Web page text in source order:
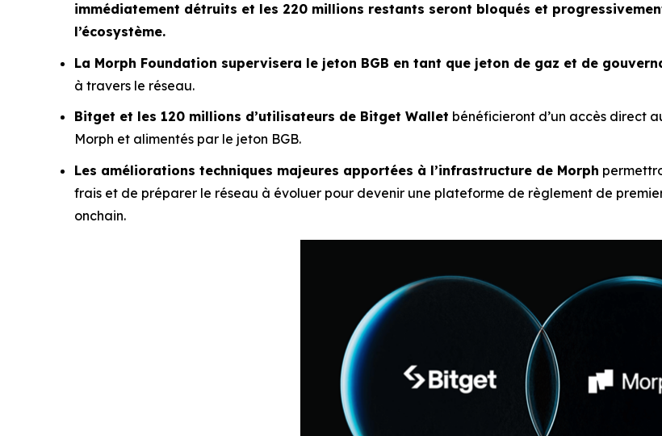
immédiatement détruits et les 220 millions restants seront bloqués et
l’écosystème.
La Morph Foundation supervisera le jeton BGB en tant que jeton de gaz et de
à travers le réseau.
Bitget et les 120 millions d’utilisateurs de Bitget Wallet bénéficieront d’un accès direct
Morph et alimentés par le jeton BGB.
Les améliorations techniques majeures apportées à l’infrastructure de Morph
frais et de préparer le réseau à évoluer pour devenir une plateforme de règlement de
onchain.